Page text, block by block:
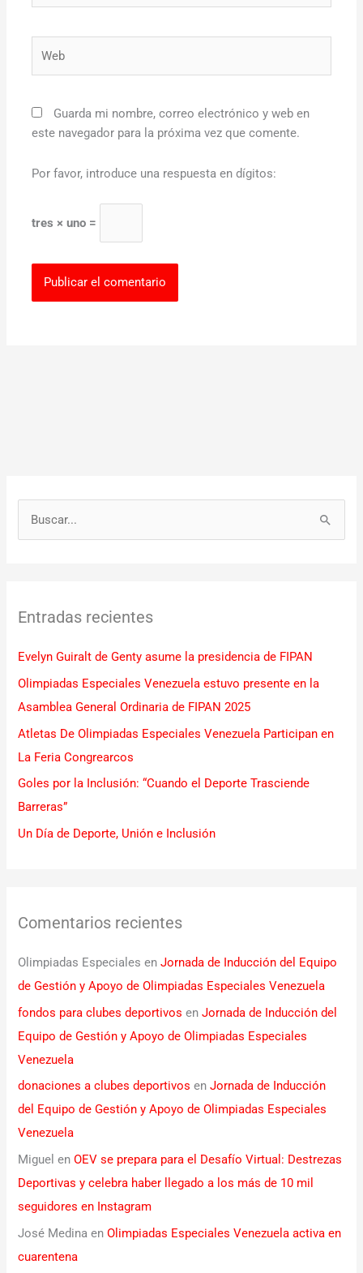
Guarda mi nombre, correo electrónico y web en
este navegador para la próxima vez que comente.
Por favor, introduce una respuesta en dígitos:
tres × uno =
a
p
o
r
:
Entradas recientes
Evelyn Guiralt de Genty asume la presidencia de FIPAN
Olimpiadas Especiales Venezuela estuvo presente en la
Asamblea General Ordinaria de FIPAN 2025
Atletas De Olimpiadas Especiales Venezuela Participan en
La Feria Congrearcos
Goles por la Inclusión: “Cuando el Deporte Trasciende
Barreras”
Un Día de Deporte, Unión e Inclusión
Comentarios recientes
Olimpiadas Especiales enJornada de Inducción del Equipo
de Gestión y Apoyo de Olimpiadas Especiales Venezuela
fondos para clubes deportivos enJornada de Inducción del
Equipo de Gestión y Apoyo de Olimpiadas Especiales
Venezuela
donaciones a clubes deportivos enJornada de Inducción
del Equipo de Gestión y Apoyo de Olimpiadas Especiales
Venezuela
Miguel enOEV se prepara para el Desafío Virtual: Destrezas
Deportivas y celebra haber llegado a los más de 10 mil
seguidores en Instagram
José Medina enOlimpiadas Especiales Venezuela activa en
cuarentena